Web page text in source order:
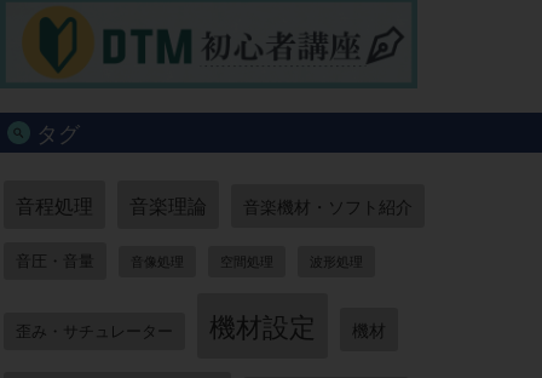
タグ
音程処理 音楽理論 音楽機材・ソフト紹介
音圧・音量 音像処理 空間処理 波形処理
歪み・サチュレーター 機材設定 機材